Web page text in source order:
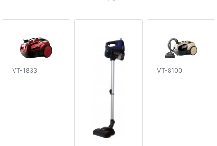
VT-1833 VT-8100